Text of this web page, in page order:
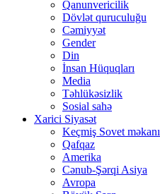
Qanunvericilik
Dövlət quruculuğu
Cəmiyyət
Gender
Din
İnsan Hüquqları
Media
Təhlükəsizlik
Sosial sahə
Xarici Siyasət
Keçmiş Sovet məkanı
Qafqaz
Amerika
Cənub-Şərqi Asiya
Avropa